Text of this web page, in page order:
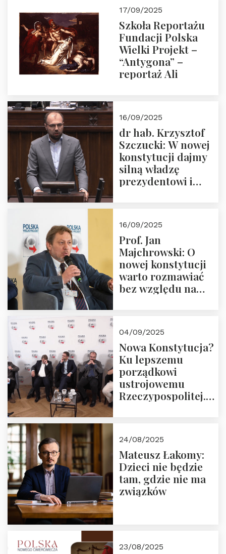
17/09/2025
Szkoła Reportażu
Fundacji Polska
Wielki Projekt –
“Antygona” –
reportaż Ali
16/09/2025
dr hab. Krzysztof
Szczucki: W nowej
konstytucji dajmy
silną władzę
prezydentowi i
16/09/2025
Prof. Jan
Majchrowski: O
nowej konstytucji
warto rozmawiać
bez względu na
04/09/2025
Nowa Konstytucja?
Ku lepszemu
porządkowi
ustrojowemu
Rzeczypospolitej.
24/08/2025
Mateusz Łakomy:
Dzieci nie będzie
tam, gdzie nie ma
związków
23/08/2025